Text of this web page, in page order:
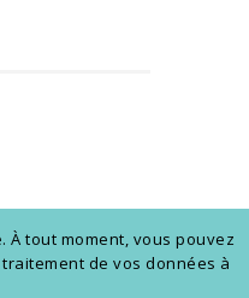
tout moment, vous pouvez
de vos données à